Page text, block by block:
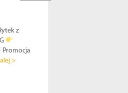
z
Promocja
>